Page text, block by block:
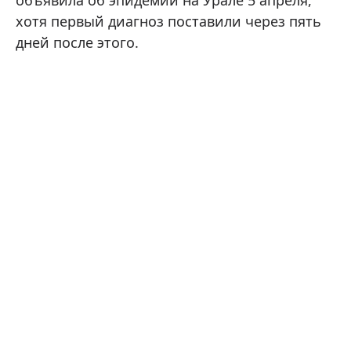
хотя первый диагноз поставили через пять
дней после этого.